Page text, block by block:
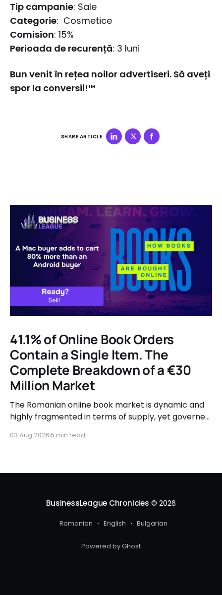
Tip campanie: Sale
Categorie: Cosmetice
Comision: 15%
Perioada de recurență: 3 luni
Bun venit în rețea noilor advertiseri. Să aveți
spor la conversii!™
SHARE ARTICLE
41.1% of Online Book Orders
Contain a Single Item. The
Complete Breakdown of a €30
Million Market
The Romanian online book market is dynamic and
highly fragmented in terms of supply, yet governed
user behavior.
03 Aug 2026 5 min read
BusinessLeague Chronicles © 2026
Romanian English Bulgarian
Powered by Ghost